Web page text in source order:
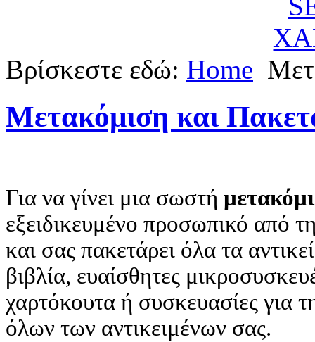
Βρίσκεστε εδώ: Home
Μετακόμιση και
Για να γίνει μια σωστή
εξειδικευμένο προσωπικό από
και σας πακετάρει όλα τα
βιβλία, ευαίσθητες
χαρτόκουτα ή συσκευασίες για
όλων των αντικειμένων σας.